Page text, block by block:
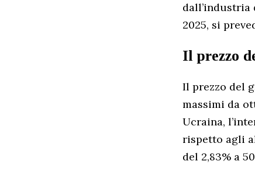
dall’industria
2025, si
Il prezzo
Il prezzo del
massimi da
Ucraina,
rispetto agli
del 2,83% a